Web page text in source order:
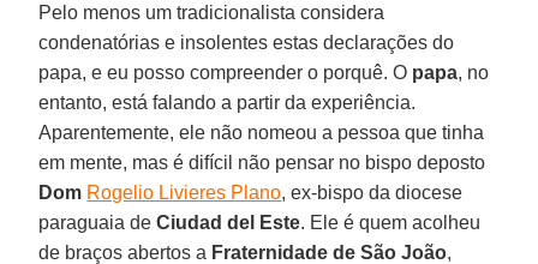
Pelo menos um tradicionalista considera
condenatórias e insolentes estas declarações do
papa, e eu posso compreender o porquê. O papa, no
entanto, está falando a partir da experiência.
Aparentemente, ele não nomeou a pessoa que tinha
em mente, mas é difícil não pensar no bispo deposto
Dom Rogelio Livieres Plano, ex-bispo da diocese
paraguaia deCiudad del Este. Ele é quem acolheu
de braços abertos a Fraternidade de São João,